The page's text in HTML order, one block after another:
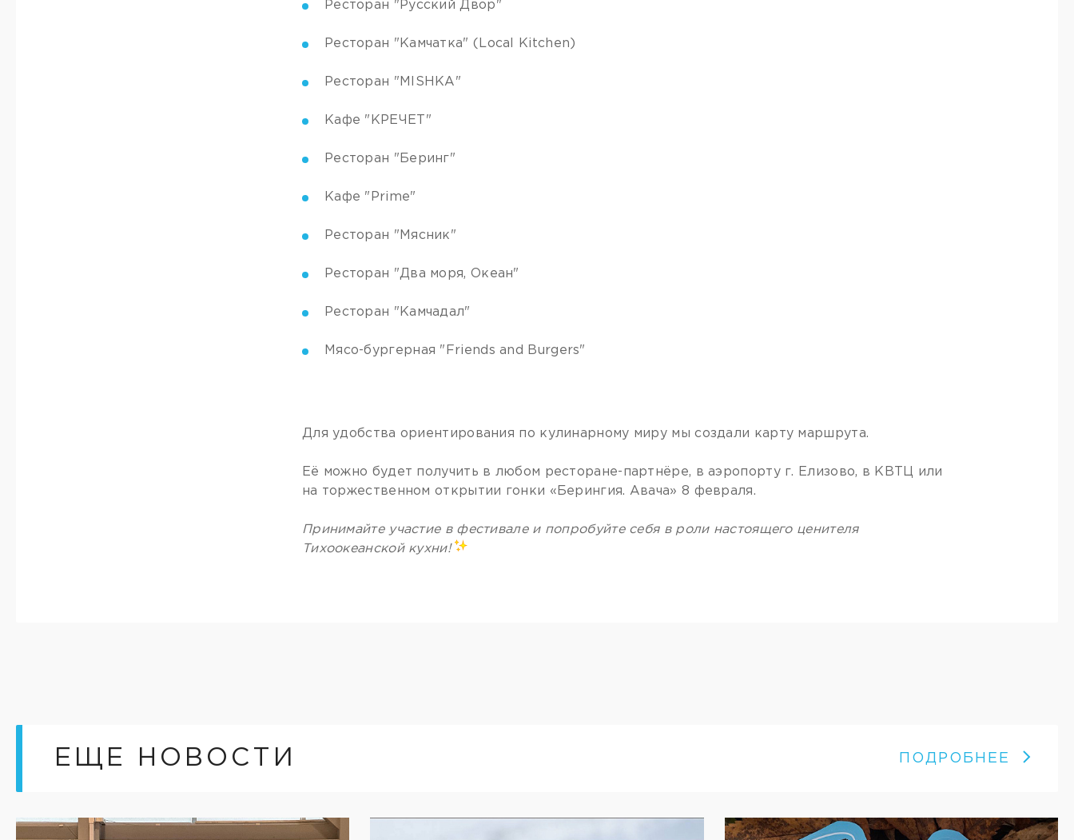
Ресторан "Русский Двор"
Ресторан "Камчатка" (Local Kitchen)
Ресторан "MISHKA"
Кафе "КРЕЧЕТ"️
Ресторан "Беринг"
Кафе "Prime"
Ресторан "Мясник"
Ресторан "Два моря, Океан"
Ресторан "Камчадал"
Мясо-бургерная "Friends and Burgers"
Для удобства ориентирования по кулинарному миру мы создали карту маршрута.
Её можно будет получить в любом ресторане-партнёре, в аэропорту г. Елизово, в КВТЦ или
на торжественном открытии гонки «Берингия. Авача» 8 февраля.
Принимайте участие в фестивале и попробуйте себя в роли настоящего ценителя
Тихоокеанской кухни!
ЕЩЕ НОВОСТИ ПОДРОБНЕЕ